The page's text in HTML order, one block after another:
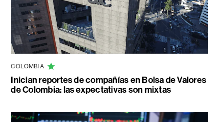
COLOMBIA
Inician reportes de compañías en Bolsa de Valores
de Colombia: las expectativas son mixtas